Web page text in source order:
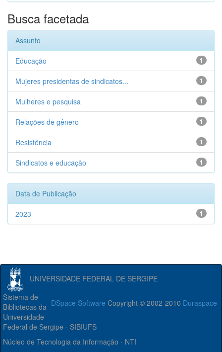
Busca facetada
Assunto
1
Educação
1
Mujeres presidentas de sindicatos...
1
Mulheres e pesquisa
1
Relações de gênero
1
Resistência
1
Sindicatos e educação
Data de Publicação
1
2023
UNIVERSIDADE FEDERAL DE SERGIPE
DSpace Software Copyright © 2002-2010 Duraspace
Sistema de
Bibliotecas da
Universidade
Federal de Sergipe - SIBIUFS
Núcleo de Tecnologia da Informação - NTI